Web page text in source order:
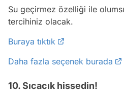
Su geçirmez özelliği ile
tercihiniz olacak.
Buraya tıktık
Daha fazla seçenek burada
10. Sıcacık hissedin!